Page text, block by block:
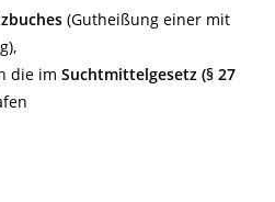
(Gutheißung einer mit
die im Suchtmittelgesetz (§ 27